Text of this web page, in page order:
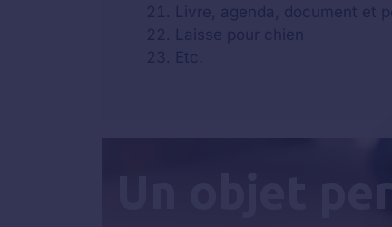
Livre, agenda, document et
Laisse pour chien
Etc.